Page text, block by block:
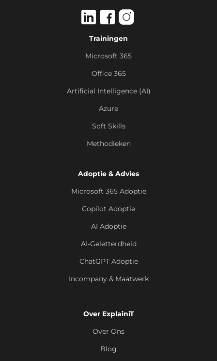
Trainingen
Microsoft 365
Office 365
Artificial Intelligence (AI)
Azure
Soft Skills
Methodieken
Adoptie & Advies
Microsoft 365 Adoptie
Copilot Adoptie
AI Adoptie
AI-Geletterdheid
ChatGPT Adoptie
Incompany & Maatwerk
Over ExplainiT
Over Ons
Blog